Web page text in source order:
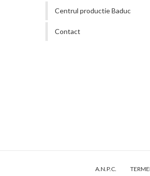
Centrul productie Baduc
Contact
A.N.P.C.